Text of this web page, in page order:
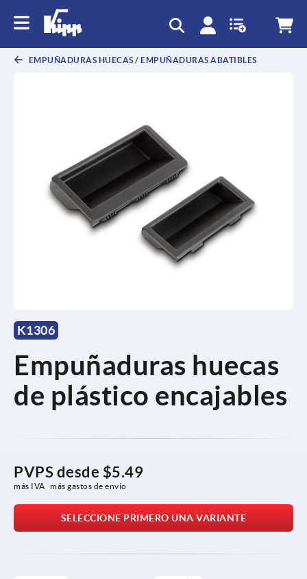
EMPUÑADURAS HUECAS / EMPUÑADURAS ABATIBLES
K1306
Empuñaduras huecas
de plástico encajables
PVPS desde $5.49
más IVA más gastos de envío
SELECCIONE PRIMERO UNA VARIANTE